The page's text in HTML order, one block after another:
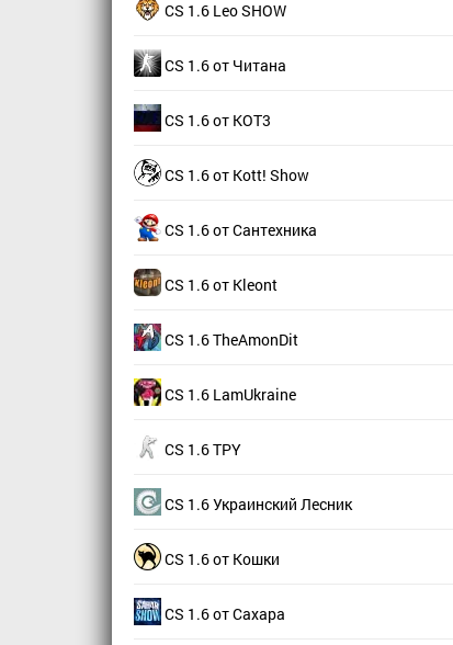
CS 1.6 Leo SHOW
CS 1.6 от Читана
CS 1.6 от КОТ3
CS 1.6 от Kott! Show
CS 1.6 от Сантехника
CS 1.6 от Kleont
CS 1.6 TheAmonDit
CS 1.6 LamUkraine
CS 1.6 TPY
CS 1.6 Украинский Лесник
CS 1.6 от Кошки
CS 1.6 от Сахара